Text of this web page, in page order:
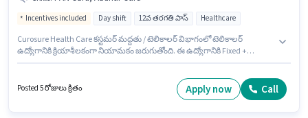
Incentives included Day shift 12వ తరగతి పాస్ Healthcare
Curosure Health Care కస్టమర్ మద్దతు / టెలికాలర్ విభాగంలో టెలికాలర్
ఉద్యోగానికి క్రియాశీలకంగా నియామకం జరుగుతోంది. ఈ ఉద్యోగానికి Fixed +
డాక్యుమెంట్లు PAN Card, Aadhar Card అవసరం. ఈ ఖాళీ చైతన్యపురి, హైదరాబాద్
లో ఉంది. ఈ ఉద్యోగానికి అభ్యర్థులు తప్పనిసరిగా 12వ తరగతి పాస్ డిగ్రీ/సర్టిఫికెట్
Posted 5 రోజులు క్రితం Apply now Call